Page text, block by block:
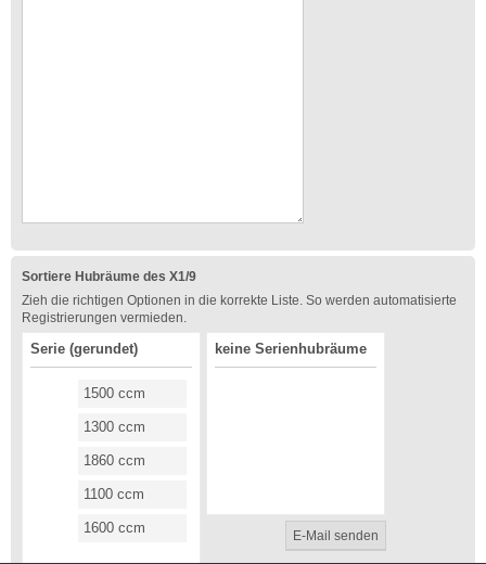
Sortiere Hubräume des X1/9
Zieh die richtigen Optionen in die korrekte Liste. So werden automatisierte
Registrierungen vermieden.
Serie (gerundet)
1500 ccm
1300 ccm
1860 ccm
1100 ccm
1600 ccm
keine Serienhubräume